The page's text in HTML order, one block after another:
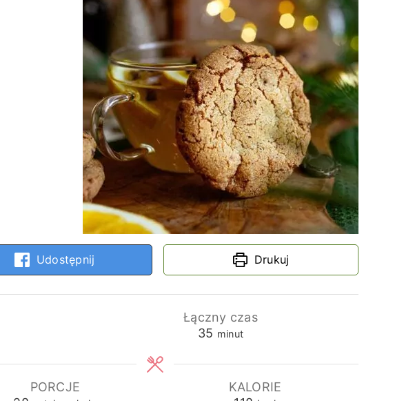
Udostępnij Drukuj
Łączny czas
35 minuty
minut
PORCJE
KALORIE